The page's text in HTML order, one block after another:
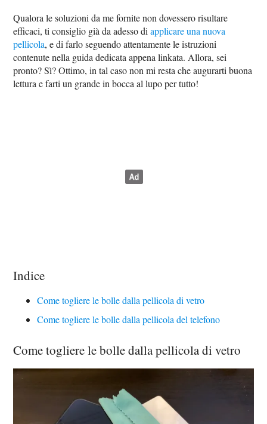
Qualora le soluzioni da me fornite non dovessero risultare
efficaci, ti consiglio già da adesso diapplicare una nuova
pellicola, e di farlo seguendo attentamente le istruzioni
contenute nella guida dedicata appena linkata. Allora, sei
pronto? Sì? Ottimo, in tal caso non mi resta che augurarti buona
lettura e farti un grande in bocca al lupo per tutto!
Indice
Come togliere le bolle dalla pellicola di vetro
Come togliere le bolle dalla pellicola del telefono
Come togliere le bolle dalla pellicola di vetro